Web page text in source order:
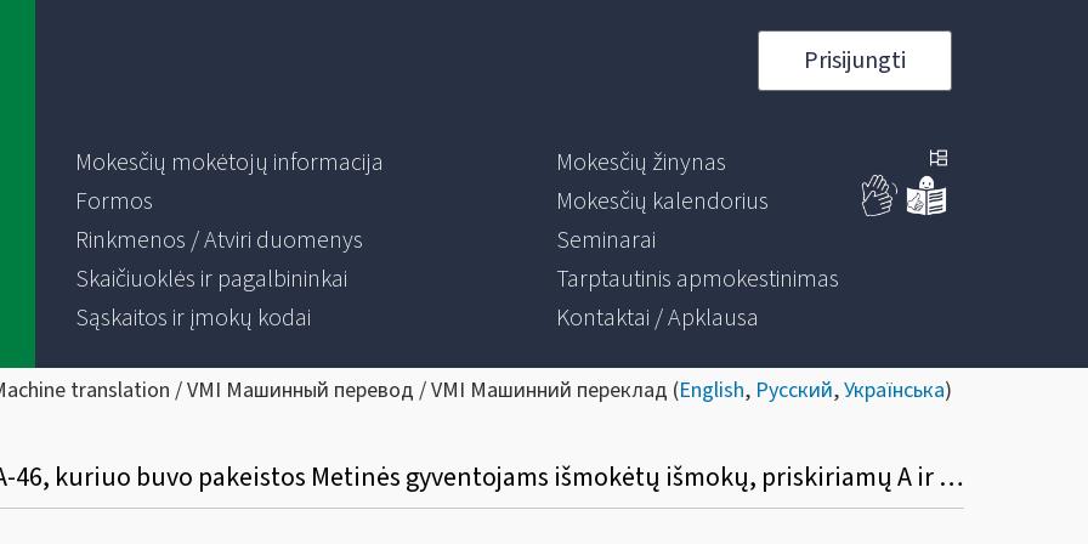
Prisijungti
Mokesčių mokėtojų informacija
Formos
Rinkmenos / Atviri duomenys
Skaičiuoklės ir pagalbininkai
Sąskaitos ir įmokų kodai
Mokesčių žinynas
Mokesčių kalendorius
Seminarai
Tarptautinis apmokestinimas
Kontaktai / Apklausa
translation / VMI Машинный перевод / VMI Машинний переклад (English, Русский,Українська)
Dėl 2021 m. liepos 26 d. įsakymo Nr. VA-46, kuriuo buvo pakeistos Metinės gyventojams išmokėtų išmokų, priskiriamų A ir B klasės pajamoms, deklaracijos GPM312 formos ir jos priedų GPM312L, GPM312U formų užpildymo ir pateikimo taisyklės, pakeitimo